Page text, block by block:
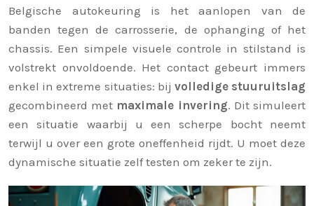
Belgische autokeuring is het aanlopen van de
banden tegen de carrosserie, de ophanging of het
chassis. Een simpele visuele controle in stilstand is
volstrekt onvoldoende. Het contact gebeurt immers
enkel in extreme situaties: bij volledige stuuruitslag
gecombineerd met maximale invering. Dit simuleert
een situatie waarbij u een scherpe bocht neemt
terwijl u over een grote oneffenheid rijdt. U moet deze
dynamische situatie zelf testen om zeker te zijn.